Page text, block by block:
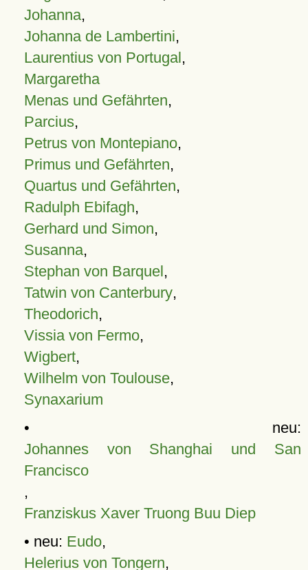
Johanna,
Johanna de Lambertini,
Laurentius von Portugal,
Margaretha
Menas und Gefährten,
Parcius,
Petrus von Montepiano,
Primus und Gefährten,
Quartus und Gefährten,
Radulph Ebifagh,
Gerhard und Simon,
Susanna,
Stephan von Barquel,
Tatwin von Canterbury,
Theodorich,
Vissia von Fermo,
Wigbert,
Wilhelm von Toulouse,
Synaxarium
• neu:
Johannes von Shanghai und San
Francisco
,
Franziskus Xaver Truong Buu Diep
• neu: Eudo,
Helerius von Tongern,